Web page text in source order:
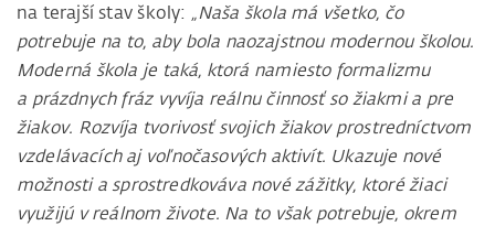
na terajší stav školy: „Naša škola má všetko, čo
potrebuje na to, aby bola naozajstnou modernou školou.
Moderná škola je taká, ktorá namiesto formalizmu
a prázdnych fráz vyvíja reálnu činnosť so žiakmi a pre
žiakov. Rozvíja tvorivosť svojich žiakov prostredníctvom
vzdelávacích aj voľnočasových aktivít. Ukazuje nové
možnosti a sprostredkováva nové zážitky, ktoré žiaci
využijú v reálnom živote. Na to však potrebuje, okrem